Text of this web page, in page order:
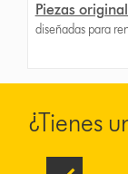
Piezas
diseñadas para
¿Tienes